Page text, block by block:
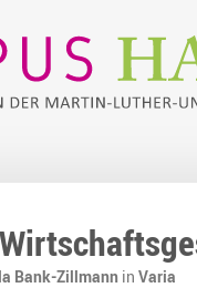
Bank-Zillmann in Varia